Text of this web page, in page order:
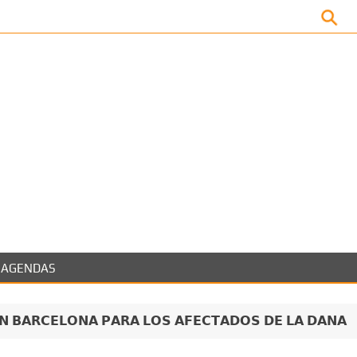
AGENDAS
𝗕𝗔𝗥𝗖𝗘𝗟𝗢𝗡𝗔 𝗣𝗔𝗥𝗔 𝗟𝗢𝗦 𝗔𝗙𝗘𝗖𝗧𝗔𝗗𝗢𝗦 𝗗𝗘 𝗟𝗔 𝗗𝗔𝗡𝗔